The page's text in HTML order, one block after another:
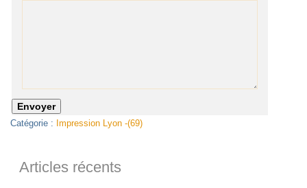
Catégorie : Impression Lyon -(69)
Articles récents